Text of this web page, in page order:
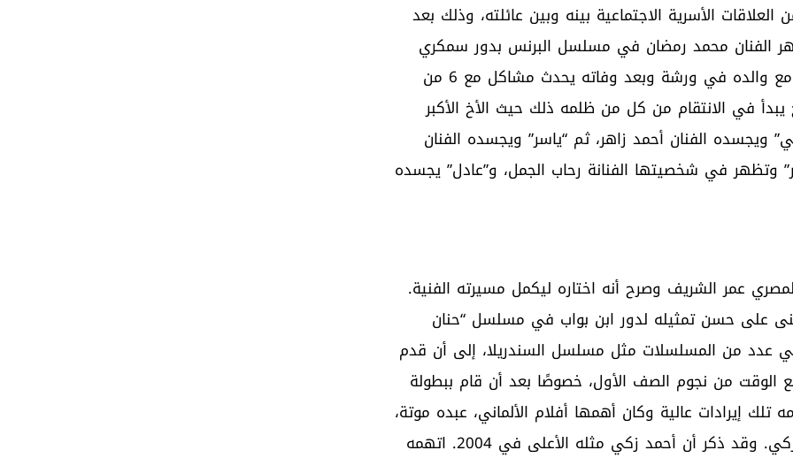
الأسرية الاجتماعية بينه وبين عائلته، وذلك بعد
الفنان محمد رمضان في مسلسل البرنس بدور سمكري
ويتزوج من الفنانة “نجلاء بدر” ذلك حيث يعمل سمكري مع والده في ورشة وبعد وفاته يحدث مشاكل مع 6 من
في الانتقام من كل من ظلمه ذلك حيث الأخ الأكبر
ويجسده الفنان أحمد زاهر، ثم “ياسر” ويجسده الفنان
وتظهر في شخصيتها الفنانة رحاب الجمل، و”عادل” يجسده
عمر الشريف وصرح أنه اختاره ليكمل مسيرته الفنية.
على حسن تمثيله لدور ابن بواب في مسلسل “حنان
عدد من المسلسلات مثل مسلسل السندريلا، إلى أن قدم
الوقت من نجوم الصف الأول، خصوصًا بعد أن قام ببطولة
إيرادات عالية وكان أهمها أفلام الألماني، عبده موتة،
وقلب الأسد، وشد أجزاء. شبهه البعض بالممثل أحمد زكي. وقد ذكر أن أحمد زكي مثله الأعلى في 2004. اتهمه